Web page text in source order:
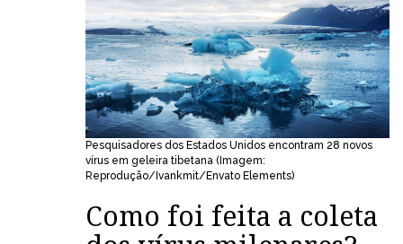
Pesquisadores dos Estados Unidos encontram 28 novos
vírus em geleira tibetana (Imagem:
Reprodução/Ivankmit/Envato Elements)
Como foi feita a coleta